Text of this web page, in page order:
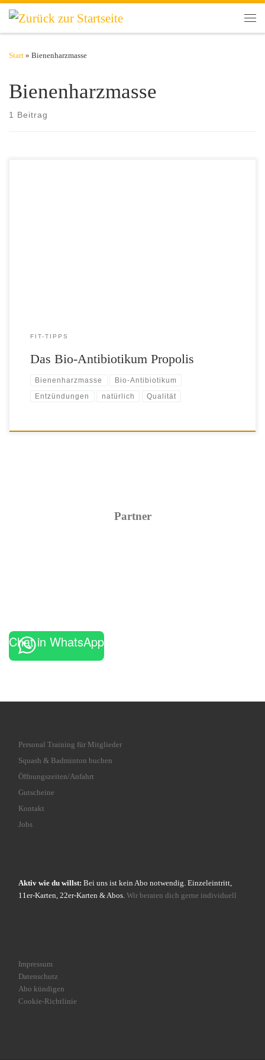
Zum Inhalt springen
Start » Bienenharzmasse
Bienenharzmasse
1 Beitrag
FIT-TIPPS
Das Bio-Antibiotikum Propolis
Bienenharzmasse Bio-Antibiotikum
Entzündungen natürlich Qualität
Partner
Chat in WhatsApp
Personal Training für Mitglieder
Squash & Badminton buchen
Öffnungszeiten/Anfahrt
Gutscheine
Kontakt
Jobs
Aktiv wie du willst: Bei uns ist kein Abo notwendig. Einzeleintritt,
11er-Karten, 22er-Karten & Abos. Wir beraten dich gerne individuell
Impressum
Datenschutz
Abo kündigen
Cookie-Richtlinie